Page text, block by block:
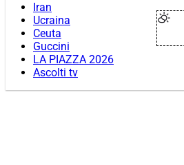
Iran
Ucraina
Ceuta
Guccini
LA PIAZZA 2026
Ascolti tv